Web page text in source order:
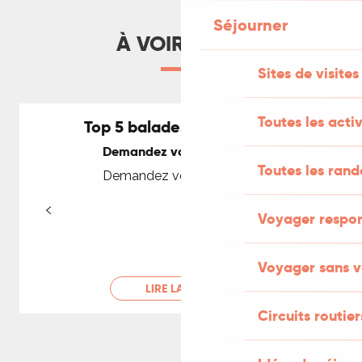
Séjourner
Sites de visites
Toutes les
Toutes les
Voyager
Voyager sans
Circuits
À VOIR AUSSI
Top 5 balades vélo famille
Demandez votre brochure
Demandez votre brochure
LIRE LA SUITE